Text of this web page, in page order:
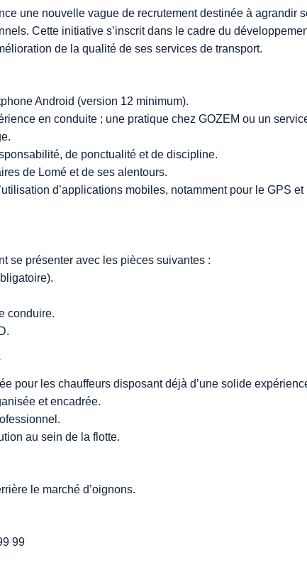
une nouvelle vague de recrutement destinée à agrandir
Cette initiative s’inscrit dans le cadre du
de la qualité de ses services de transport.
Android (version 12 minimum).
en conduite ; une pratique chez GOZEM ou un
de ponctualité et de discipline.
de Lomé et de ses alentours.
d’applications mobiles, notamment pour le GPS
se présenter avec les pièces suivantes :
conduire.
pour les chauffeurs disposant déjà d’une solide
et encadrée.
au sein de la flotte.
le marché d’oignons.
99